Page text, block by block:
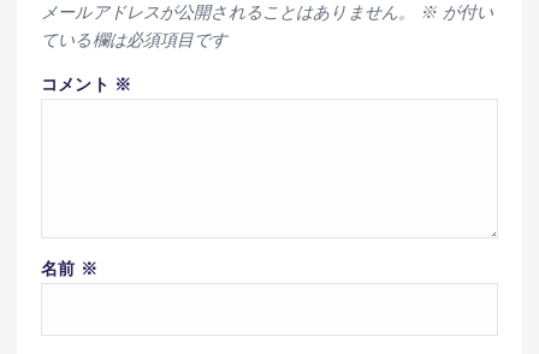
メールアドレスが公開されることはありません。 ※が付い
ている欄は必須項目です
コメント ※
名前 ※